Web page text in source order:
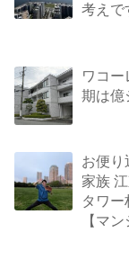
考えで
ワコ
期は億
お便り
家族
タワー
【マ